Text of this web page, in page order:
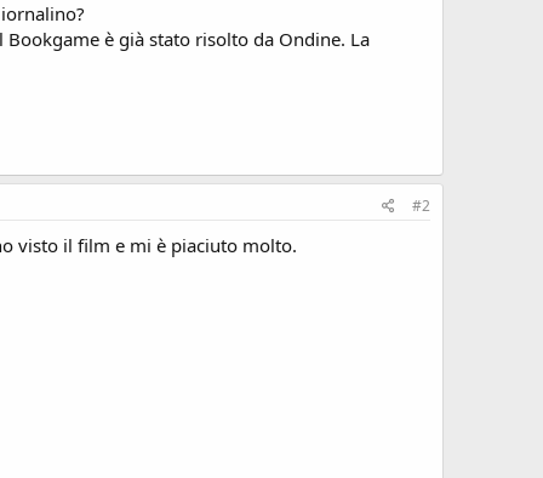
è già stato risolto da Ondine. La
#2
visto il film e mi è piaciuto molto.